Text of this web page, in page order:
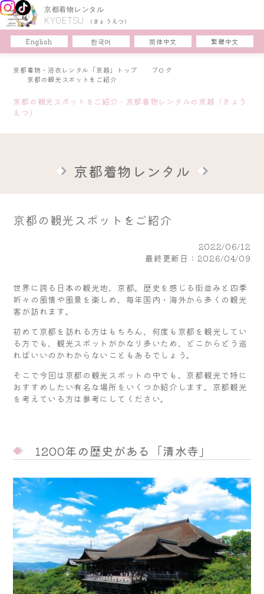
京都着物レンタル
KYOETSU (きょうえつ)
English 한국어 简体中文 繁體中文
京都着物・浴衣レンタル「京越」トップ
ブログ
京都の観光スポットをご紹介
京都の観光スポットをご紹介 - 京都着物レンタルの京越（きょう
えつ）
京都着物レンタル
京都の観光スポットをご紹介
2022/06/12
最終更新日：2026/04/09
世界に誇る日本の観光地、京都。歴史を感じる街並みと四季
折々の風情や風景を楽しめ、毎年国内・海外から多くの観光
客が訪れます。
初めて京都を訪れる方はもちろん、何度も京都を観光してい
る方でも、観光スポットがかなり多いため、どこからどう巡
ればいいのかわからないこともあるでしょう。
そこで今回は京都の観光スポットの中でも、京都観光で特に
おすすめしたい有名な場所をいくつか紹介します。京都観光
を考えている方は参考にしてください。
1200年の歴史がある「清水寺」